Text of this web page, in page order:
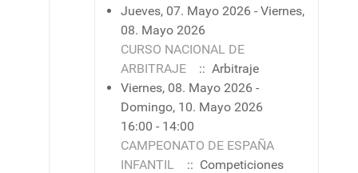
Jueves, 07. Mayo 2026 - Viernes,
08. Mayo 2026
CURSO NACIONAL DE
ARBITRAJE
:: Arbitraje
Viernes, 08. Mayo 2026 -
Domingo, 10. Mayo 2026
16:00 - 14:00
CAMPEONATO DE ESPAÑA
INFANTIL
:: Competiciones